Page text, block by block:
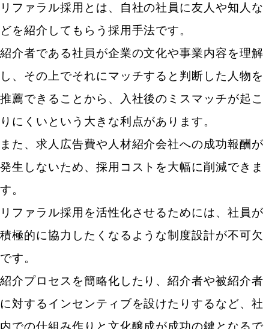
リファラル採用とは、自社の社員に友人や知人な
どを紹介してもらう採用手法です。
紹介者である社員が企業の文化や事業内容を理解
し、その上でそれにマッチすると判断した人物を
推薦できることから、入社後のミスマッチが起こ
りにくいという大きな利点があります。
また、求人広告費や人材紹介会社への成功報酬が
発生しないため、採用コストを大幅に削減できま
す。
リファラル採用を活性化させるためには、社員が
積極的に協力したくなるような制度設計が不可欠
です。
紹介プロセスを簡略化したり、紹介者や被紹介者
に対するインセンティブを設けたりするなど、社
内での仕組み作りと文化醸成が成功の鍵となるで